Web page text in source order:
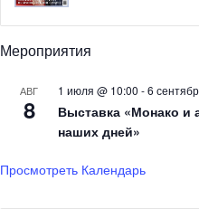
вызовам и ожиданиям
Выставка станет одним
сезона в Монако и
прошлого и технологиями
Мероприятия
АВГ
8
1 июля @ 10:00 -6
Выставка «Монако и
наших дней»
Просмотреть Календарь